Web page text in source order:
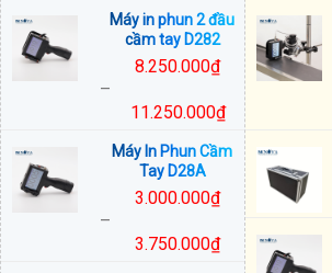
Máy in phun 2 đầu
cầm tay D282
8.250.000₫
–
11.250.000₫
giá:
8.250.000₫
đến
11.250.000₫
Máy In Phun Cầm
Tay D28A
3.000.000₫
–
3.750.000₫